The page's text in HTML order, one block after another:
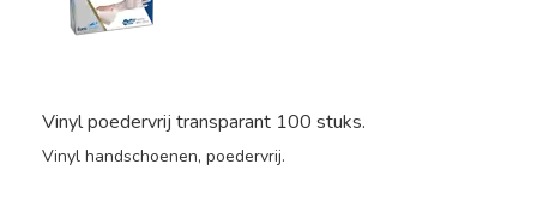
Vinyl poedervrij transparant 100 stuks.
Vinyl handschoenen, poedervrij.